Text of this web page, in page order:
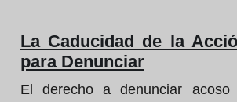
La Caducidad de la
para Denunciar
El derecho a denunciar